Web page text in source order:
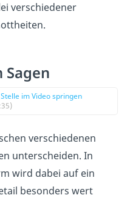
verschiedener
Sagen
im Video springen
verschiedenen
unterscheiden. In
wird dabei auf ein
besonders wert